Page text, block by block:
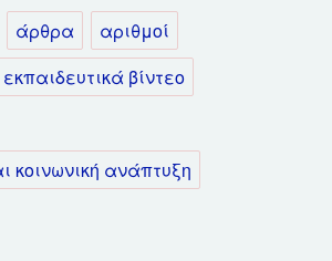
άρθρα
αριθμοί
εκπαιδευτικά βίντεο
κοινωνική ανάπτυξη